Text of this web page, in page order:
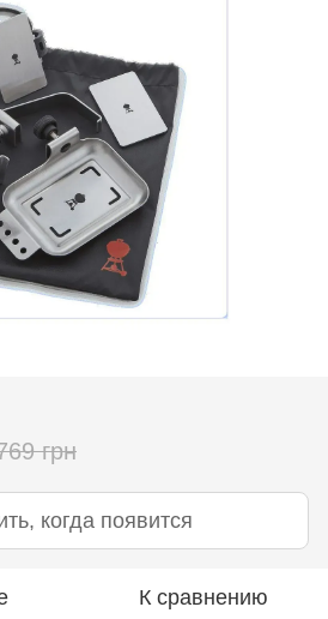
грн
когда появится
К сравнению